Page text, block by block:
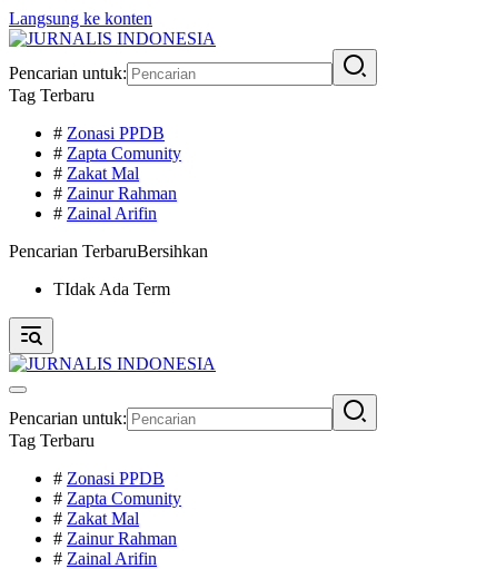
Langsung ke konten
Pencarian untuk:
Tag Terbaru
# Zonasi PPDB
# Zapta Comunity
# Zakat Mal
# Zainur Rahman
# Zainal Arifin
Pencarian TerbaruBersihkan
TIdak Ada Term
Pencarian untuk:
Tag Terbaru
# Zonasi PPDB
# Zapta Comunity
# Zakat Mal
# Zainur Rahman
# Zainal Arifin